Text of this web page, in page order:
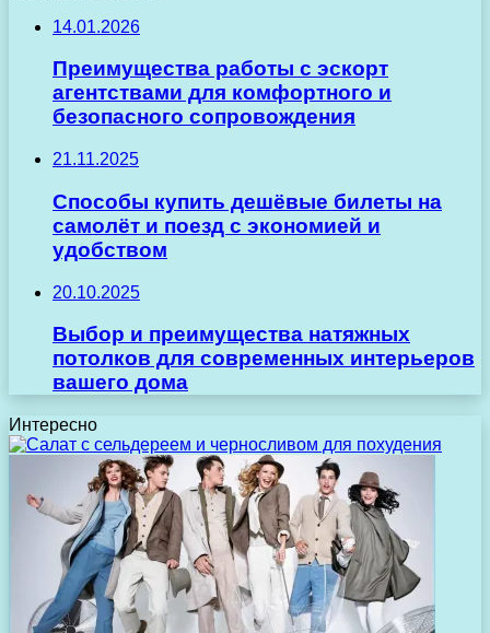
14.01.2026
Преимущества работы с эскорт
агентствами для комфортного и
безопасного сопровождения
21.11.2025
Способы купить дешёвые билеты на
самолёт и поезд с экономией и
удобством
20.10.2025
Выбор и преимущества натяжных
потолков для современных интерьеров
вашего дома
Интересно